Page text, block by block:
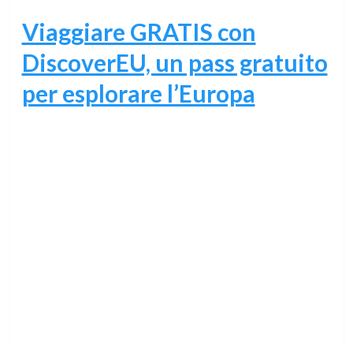
Viaggiare GRATIS con
DiscoverEU, un pass gratuito
per esplorare l’Europa